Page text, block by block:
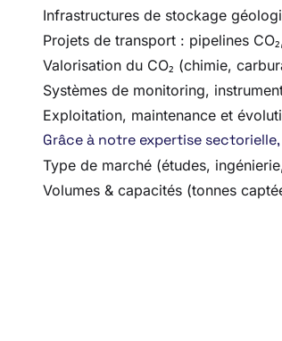
Infrastructures de stockage
Projets de transport : pipelines
Valorisation du CO₂ (chimie,
Systèmes de monitoring,
Exploitation, maintenance et
Grâce à notre expertise
Type de marché (études,
Volumes & capacités (tonnes